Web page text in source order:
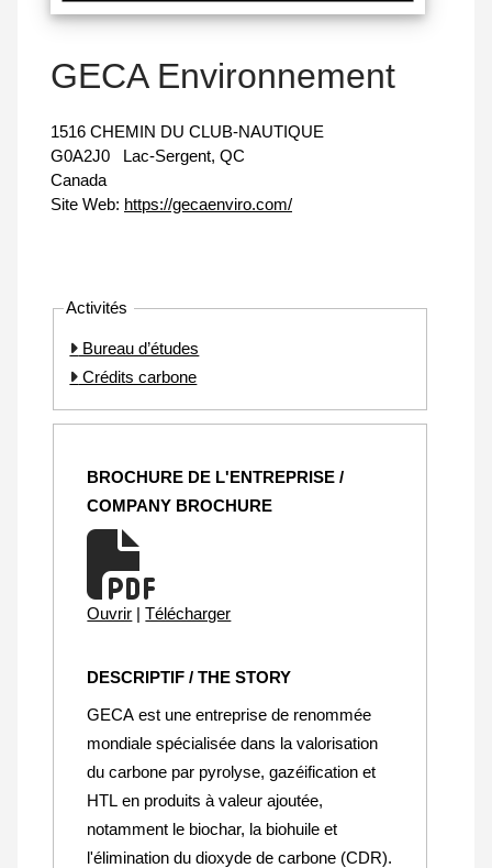
GECA Environnement
1516 CHEMIN DU CLUB-NAUTIQUE
G0A2J0
Lac-Sergent, QC
Canada
Site Web: https://gecaenviro.com/
Activités
Bureau d’études
Crédits carbone
BROCHURE DE L'ENTREPRISE /
COMPANY BROCHURE
Ouvrir | Télécharger
DESCRIPTIF / THE STORY
GECA est une entreprise de renommée
mondiale spécialisée dans la valorisation
du carbone par pyrolyse, gazéification et
HTL en produits à valeur ajoutée,
notamment le biochar, la biohuile et
l'élimination du dioxyde de carbone (CDR).